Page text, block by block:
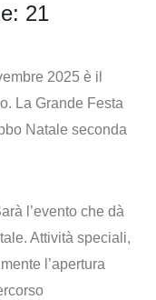
21
2025 è il
La Grande Festa
Natale seconda
l’evento che dà
Attività speciali,
l’apertura